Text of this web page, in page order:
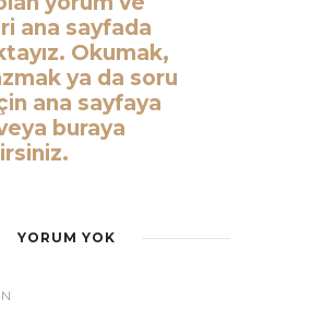
ana sayfada
Okumak,
ya da soru
ana sayfaya
buraya
YORUM YOK